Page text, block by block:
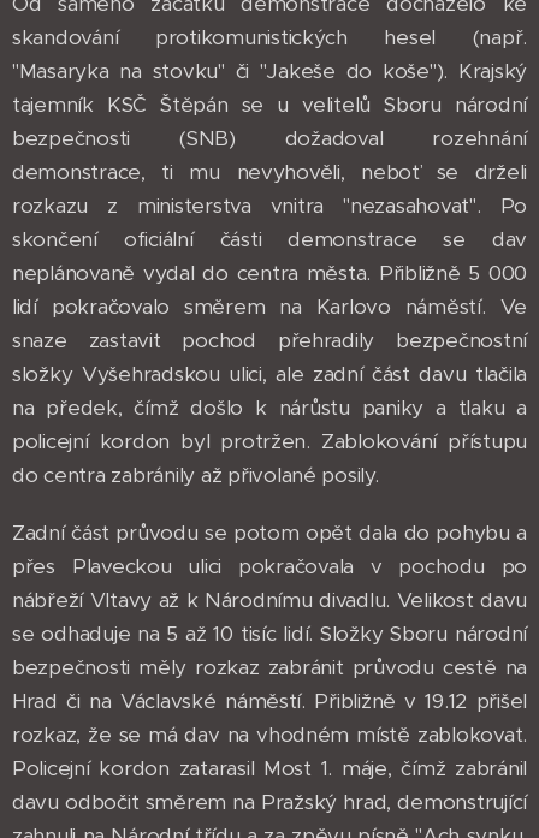
skandování protikomunistických hesel (např.
"Masaryka na stovku" či "Jakeše do koše"). Krajský
tajemník KSČ Štěpán se u velitelů Sboru národní
bezpečnosti (SNB) dožadoval rozehnání
demonstrace, ti mu nevyhověli, neboť se drželi
rozkazu z ministerstva vnitra "nezasahovat". Po
skončení oficiální části demonstrace se dav
neplánovaně vydal do centra města. Přibližně 5 000
lidí pokračovalo směrem na Karlovo náměstí. Ve
snaze zastavit pochod přehradily bezpečnostní
složky Vyšehradskou ulici, ale zadní část davu tlačila
na předek, čímž došlo k nárůstu paniky a tlaku a
policejní kordon byl protržen. Zablokování přístupu
do centra zabránily až přivolané posily.
Zadní část průvodu se potom opět dala do pohybu a
přes Plaveckou ulici pokračovala v pochodu po
nábřeží Vltavy až k Národnímu divadlu. Velikost davu
se odhaduje na 5 až 10 tisíc lidí. Složky Sboru národní
bezpečnosti měly rozkaz zabránit průvodu cestě na
Hrad či na Václavské náměstí. Přibližně v 19.12 přišel
rozkaz, že se má dav na vhodném místě zablokovat.
Policejní kordon zatarasil Most 1. máje, čímž zabránil
davu odbočit směrem na Pražský hrad, demonstrující